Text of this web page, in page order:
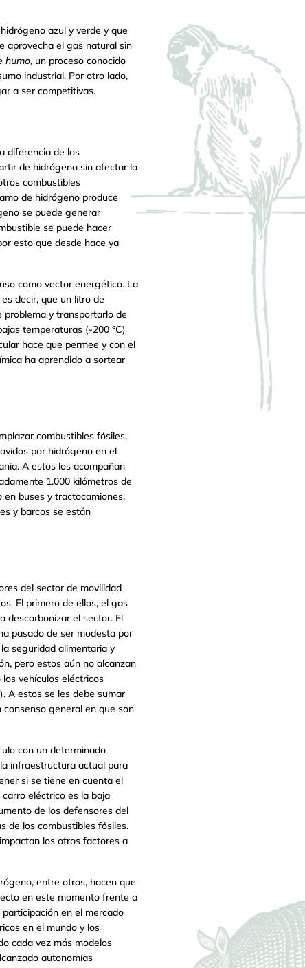
azul y verde y que
aprovecha el gas natural sin
humo, un proceso conocido
industrial. Por otro lado,
a ser competitivas.
diferencia de los
de hidrógeno sin afectar la
combustibles
de hidrógeno produce
se puede generar
se puede hacer
esto que desde hace ya
como vector energético. La
decir, que un litro de
problema y transportarlo de
temperaturas (-200 °C)
hace que permee y con el
ha aprendido a sortear
combustibles fósiles,
por hidrógeno en el
A estos los acompañan
1.000 kilómetros de
buses y tractocamiones,
y barcos se están
del sector de movilidad
El primero de ellos, el gas
descarbonizar el sector. El
pasado de ser modesta por
seguridad alimentaria y
pero estos aún no alcanzan
vehículos eléctricos
A estos se les debe sumar
general en que son
con un determinado
infraestructura actual para
si se tiene en cuenta el
eléctrico es la baja
de los defensores del
de los combustibles fósiles.
los otros factores a
entre otros, hacen que
en este momento frente a
en el mercado
en el mundo y los
cada vez más modelos
autonomías